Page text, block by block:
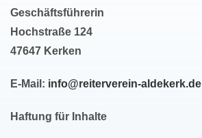
Geschäftsführerin
Hochstraße 124
47647 Kerken
E-Mail: info@reiterverein-aldekerk.de
Haftung für Inhalte